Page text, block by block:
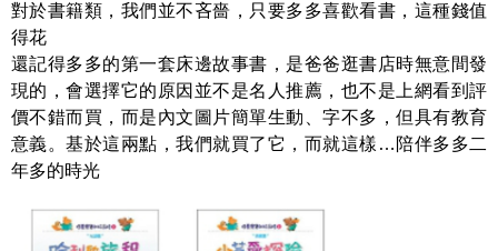
對於書籍類，我們並不吝嗇，只要多多喜歡看書，這種錢值
得花
還記得多多的第一套床邊故事書，是爸爸逛書店時無意間發
現的，會選擇它的原因並不是名人推薦，也不是上網看到評
價不錯而買，而是內文圖片簡單生動、字不多，但具有教育
意義。基於這兩點，我們就買了它，而就這樣…陪伴多多二
年多的時光